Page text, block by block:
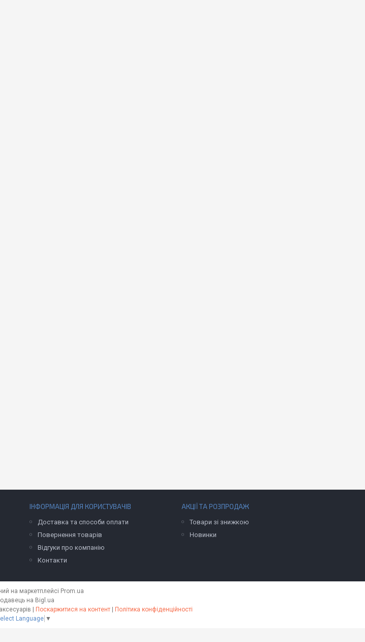
ІНФОРМАЦІЯ ДЛЯ КОРИСТУВАЧІВ
Доставка та способи оплати
Повернення товарів
Відгуки про компанію
Контакти
АКЦІЇ ТА РОЗПРОДАЖ
Товари зі знижкою
Новинки
на маркетплейсі Prom.ua
на Bigl.ua
fitlab.com.ua магазин спортивного харчування та аксесуарів | Поскаржитися на контент | Політика конфіденційності
Language ▼